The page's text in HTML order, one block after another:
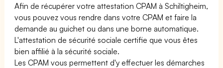
Afin de récupérer votre attestation CPAM à Schiltigheim,
vous pouvez vous rendre dans votre CPAM et faire la
demande au guichet ou dans une borne automatique.
L'attestation de sécurité sociale certifie que vous êtes
bien affilié à la sécurité sociale.
Les CPAM vous permettent d'y effectuer les démarches